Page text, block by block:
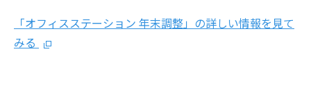
「オフィスステーション 年末調整」の詳しい情報を見て
みる